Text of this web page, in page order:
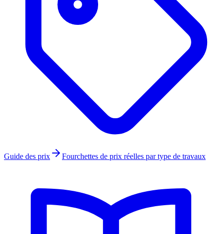
Guide des prix Fourchettes de prix réelles par type de travaux